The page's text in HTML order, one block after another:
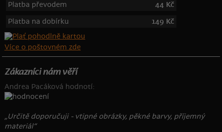
Platba převodem
44 Kč
Platba na dobírku
149 Kč
Více o poštovném zde
Zákazníci nám věří
Andrea Pacáková hodnotí:
„Určitě doporučuji - vtipné obrázky, pěkné barvy, příjemný
materiál“